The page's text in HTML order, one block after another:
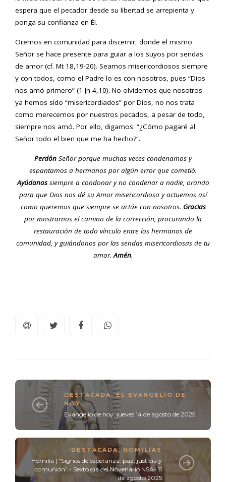
espera que el pecador desde su libertad se arrepienta y
ponga su confianza en Él.
Oremos en comunidad para discernir, donde el mismo
Señor se hace presente para guiar a los suyos por sendas
de amor (cf. Mt 18,19-20). Seamos misericordiosos siempre
y con todos, como el Padre lo es con nosotros, pues “Dios
nos amó primero” (1 Jn 4,10). No olvidemos que nosotros
ya hemos sido “misericordiados” por Dios, no nos trata
como merecemos por nuestros pecados, a pesar de todo,
siempre nos amó. Por ello, digamos: “¿Cómo pagaré al
Señor todo el bien que me ha hecho?”.
Perdón Señor porque muchas veces condenamos y
espantamos a hermanos por algún error que cometió.
Ayúdanossiempre a condonar y no condenar a nadie, orando
para que Dios nos dé su Amor misericordioso y actuemos así
como queremos que siempre se actúe con nosotros. Gracias
por mostrarnos el camino de la corrección, procurando la
restauración de todo vínculo entre los hermanos de
comunidad, y guiándonos por las sendas misericordiosas de tu
amor.Amén.
DESTACADA,EL EVANGELIO DE
HOY
Evangelio de hoy, jueves 14 de agosto de 2025
DESTACADA , HOMILÍAS
Homilía | "Signos de esperanza: paz, justicia y
comunión” - Sexto día del Novenario NSA- 11
de agosto 2025